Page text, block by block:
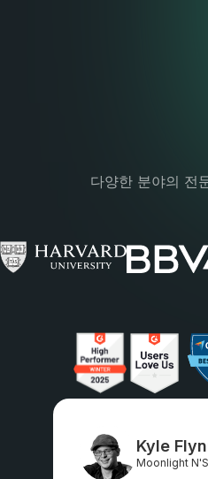
다양한 분야의 전
Kyle
Moonlight